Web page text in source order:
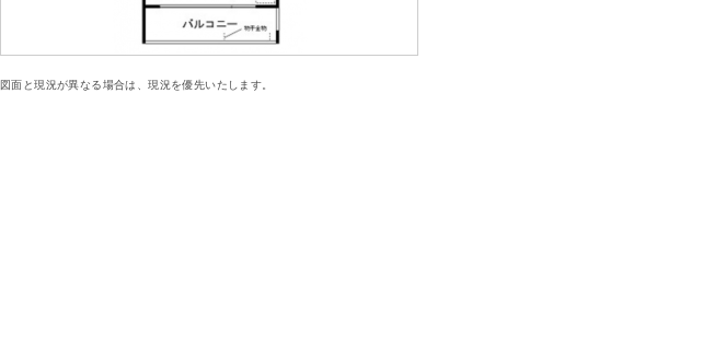
図面と現況が異なる場合は、現況を優先いたします。